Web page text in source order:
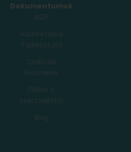
Dokumentumok
ÁSZF
Adatkezelési
Tájékoztató
Szállítási
Feltételek
Elállás a
szerződéstől
Blog